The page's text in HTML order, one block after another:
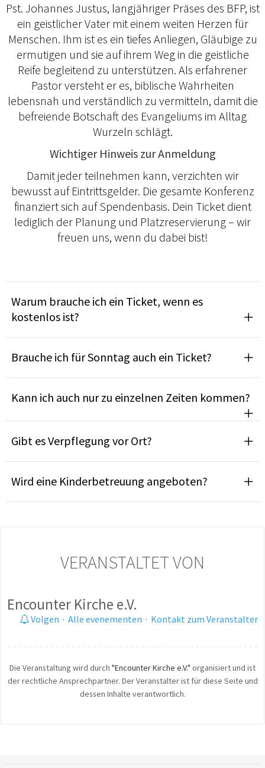
Pst. Johannes Justus, langjähriger Präses des BFP, ist
ein geistlicher Vater mit einem weiten Herzen für
Menschen. Ihm ist es ein tiefes Anliegen, Gläubige zu
ermutigen und sie auf ihrem Weg in die geistliche
Reife begleitend zu unterstützen. Als erfahrener
Pastor versteht er es, biblische Wahrheiten
lebensnah und verständlich zu vermitteln, damit die
befreiende Botschaft des Evangeliums im Alltag
Wurzeln schlägt.
Wichtiger Hinweis zur Anmeldung
Damit jeder teilnehmen kann, verzichten wir
bewusst auf Eintrittsgelder. Die gesamte Konferenz
finanziert sich auf Spendenbasis. Dein Ticket dient
lediglich der Planung und Platzreservierung – wir
freuen uns, wenn du dabei bist!
Warum brauche ich ein Ticket, wenn es
kostenlos ist?
Brauche ich für Sonntag auch ein Ticket?
Kann ich auch nur zu einzelnen Zeiten kommen?
Gibt es Verpflegung vor Ort?
Wird eine Kinderbetreuung angeboten?
VERANSTALTET VON
Encounter Kirche e.V.
Volgen · Alle evenementen · Kontakt zum Veranstalter
Die Veranstaltung wird durch "Encounter Kirche e.V." organisiert und ist
der rechtliche Ansprechpartner. Der Veranstalter ist für diese Seite und
dessen Inhalte verantwortlich.